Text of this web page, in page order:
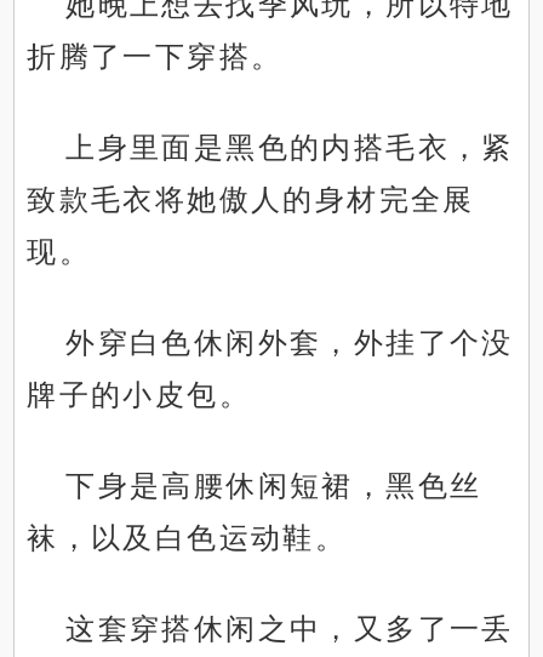
折腾了一下穿搭。
上身里面是黑色的内搭毛衣，紧
致款毛衣将她傲人的身材完全展
现。
外穿白色休闲外套，外挂了个没
牌子的小皮包。
下身是高腰休闲短裙，黑色丝
袜，以及白色运动鞋。
这套穿搭休闲之中，又多了一丢